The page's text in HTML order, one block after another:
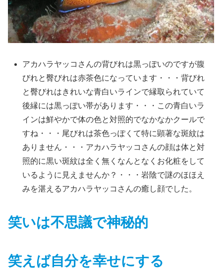
アカハラヤッコさんの背びれは黒っぽいのですが腹
びれと臀びれは赤茶色になっています・・・背びれ
と臀びれはきれいな青白いラインで縁取られていて
後縁には黒っぽい帯があります・・・この青白いラ
インは鮮やかで体の色と対照的でなかなかクールで
すね・・・尾びれは茶色っぽくて特に顕著な斑紋は
ありません・・・アカハラヤッコさんの顔は体と対
照的に黒い斑紋は全く無くなんとなくお化粧をして
いるように見えませんか？・・・岩陰で謎のほほえ
みを湛えるアカハラヤッコさんの癒し顔でした。
笑いは不思議で神秘的
笑えば自分を幸せにする